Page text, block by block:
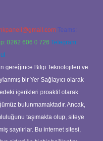
Teams:
0262 606 0 726 Telegram:
gereğince Bilgi Teknolojileri ve
bir Yer Sağlayıcı olarak
içerikleri proaktif olarak
bulunmamaktadır. Ancak,
taşımakta olup, siteye
sayılırlar. Bu internet sitesi,